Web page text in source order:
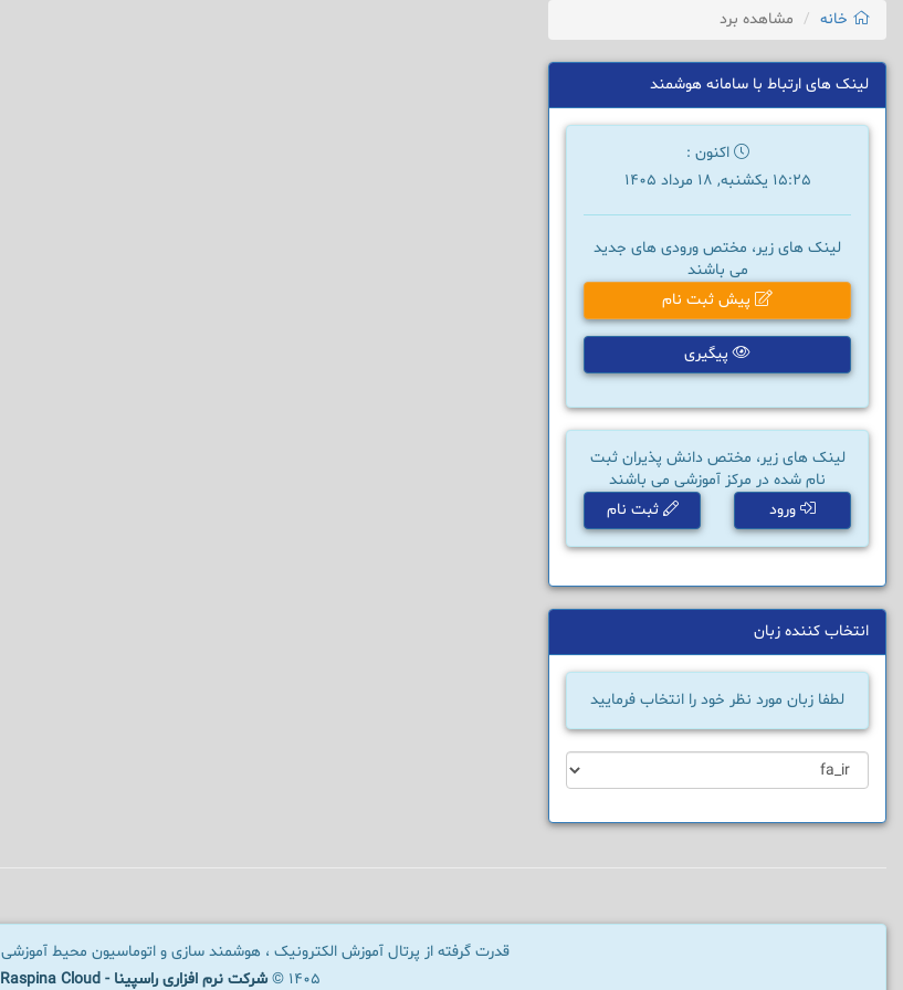
خانه مشاهده برد
لینک های ارتباط با سامانه هوشمند
اکنون :
15:25 یکشنبه, 18 مرداد 1405
لینک های زیر، مختص ورودی های جدید
می باشند
پیش ثبت نام
پیگیری
لینک های زیر، مختص دانش پذیران ثبت
نام شده در مرکز آموزشی می باشند
ورود
ثبت نام
انتخاب کننده زبان
لطفا زبان مورد نظر خود را انتخاب فرمایید
قدرت گرفته از پرتال آموزش الکترونیک ، هوشمند سازی و اتوماسیون محیط آموزشی
1405 ©
شرکت نرم افزاری راسپینا - Raspina Cloud